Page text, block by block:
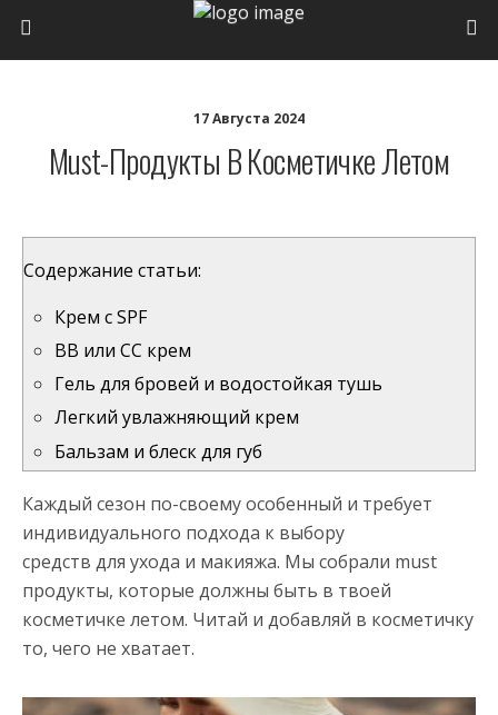
17 Августа 2024
Must-Продукты В Косметичке Летом
Содержание статьи:
Крем с SPF
BB или CC крем
Гель для бровей и водостойкая тушь
Легкий увлажняющий крем
Бальзам и блеск для губ
Каждый сезон по-своему особенный и требует
индивидуального подхода к выбору
средств для ухода и макияжа. Мы собрали must
продукты, которые должны быть в твоей
косметичке летом. Читай и добавляй в косметичку
то, чего не хватает.